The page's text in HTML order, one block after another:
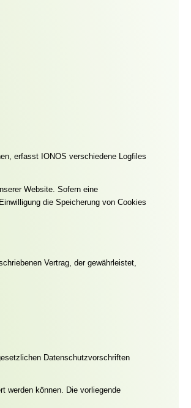
erfasst IONOS verschiedene Logfiles
Website. Sofern eine
die Speicherung von Cookies
Vertrag, der gewährleistet,
Datenschutzvorschriften
werden können. Die vorliegende